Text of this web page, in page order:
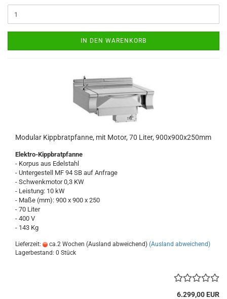
IN DEN WARENKORB
Modular Kippbratpfanne, mit Motor, 70 Liter, 900x900x250mm
Elektro-Kippbratpfanne
- Korpus aus Edelstahl
- Untergestell MF 94 SB auf Anfrage
- Schwenkmotor 0,3 KW
- Leistung: 10 kW
- Maße (mm): 900 x 900 x 250
- 70 Liter
- 400 V
- 143 Kg
Lieferzeit: ca.2 Wochen (Ausland abweichend) (Ausland abweichend)
Lagerbestand: 0 Stück
6.299,00 EUR